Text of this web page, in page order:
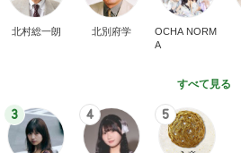
北村総一朗 北別府学
OCHA NORM
A
すべて見る
3 4 5